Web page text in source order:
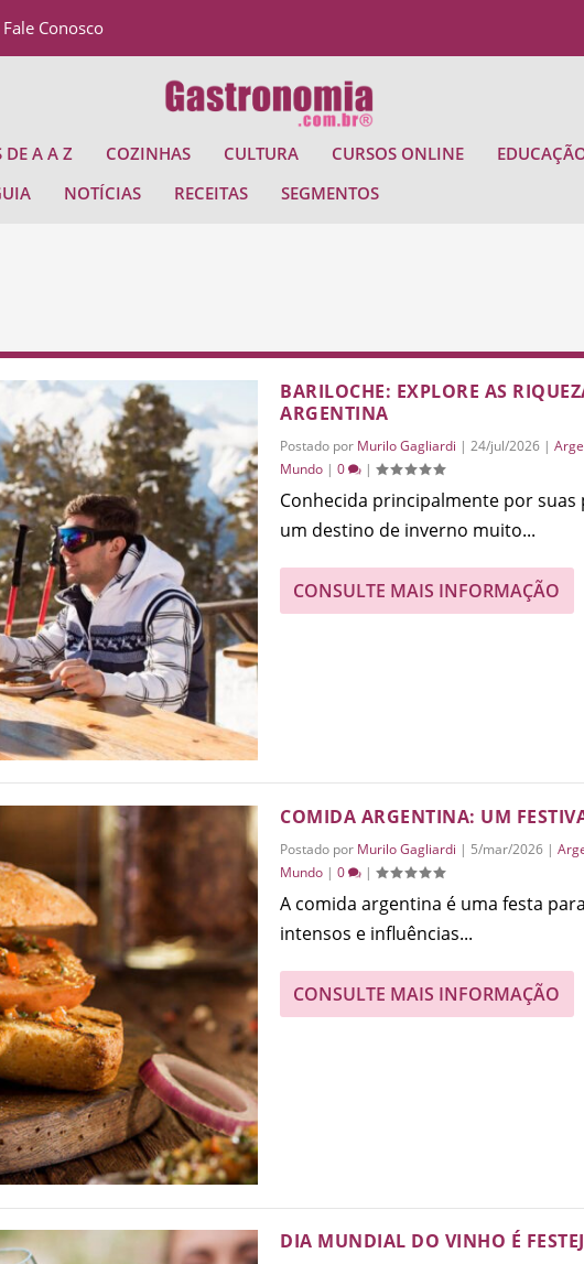
Fale Conosco
DE A A Z COZINHAS CULTURA CURSOS ONLINE
NOTÍCIAS RECEITAS SEGMENTOS
BARILOCHE: EXPLORE AS
ARGENTINA
Postado por Murilo Gagliardi | 24/jul/2026 |
Mundo | 0 |
Conhecida principalmente por
um destino de inverno muito...
CONSULTE MAIS INFORMAÇÃO
COMIDA ARGENTINA: UM
Postado por Murilo Gagliardi | 5/mar/2026 |
Mundo | 0 |
A comida argentina é uma festa
intensos e influências...
CONSULTE MAIS INFORMAÇÃO
DIA MUNDIAL DO VINHO É